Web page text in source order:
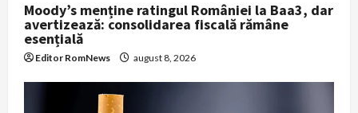
Moody’s menține ratingul României la Baa3, dar
avertizează: consolidarea fiscală rămâne
esențială
Editor RomNews august 8, 2026